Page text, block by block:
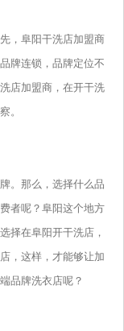
，阜阳干洗店加盟商
牌连锁，品牌定位不
店加盟商，在开干洗
。
。那么，选择什么品
者呢？阜阳这个地方
择在阜阳开干洗店，
，这样，才能够让加
品牌洗衣店呢？